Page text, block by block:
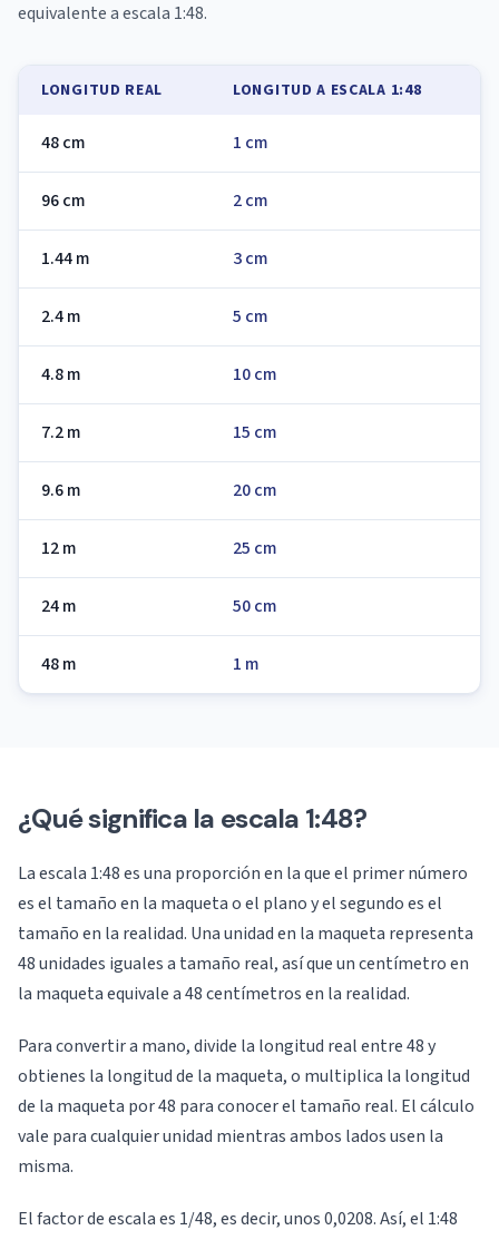
equivalente a escala 1:48.
LONGITUD REAL LONGITUD A ESCALA 1:48
48 cm 1 cm
96 cm 2 cm
1.44 m 3 cm
2.4 m 5 cm
4.8 m 10 cm
7.2 m 15 cm
9.6 m 20 cm
12 m 25 cm
24 m 50 cm
48 m 1 m
¿Qué significa la escala 1:48?
La escala 1:48 es una proporción en la que el primer número
es el tamaño en la maqueta o el plano y el segundo es el
tamaño en la realidad. Una unidad en la maqueta representa
48 unidades iguales a tamaño real, así que un centímetro en
la maqueta equivale a 48 centímetros en la realidad.
Para convertir a mano, divide la longitud real entre 48 y
obtienes la longitud de la maqueta, o multiplica la longitud
de la maqueta por 48 para conocer el tamaño real. El cálculo
vale para cualquier unidad mientras ambos lados usen la
misma.
El factor de escala es 1/48, es decir, unos 0,0208. Así, el 1:48